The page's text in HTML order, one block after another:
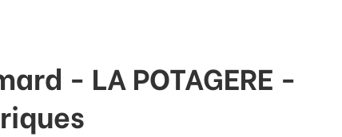
- LA POTAGERE -